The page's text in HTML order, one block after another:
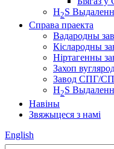
H2S
Справа праекта
Вадародны
Кіслародны
Ніртагенны
Захоп
Завод СПГ/
H2S
Навіны
Звяжыцеся з намі
English